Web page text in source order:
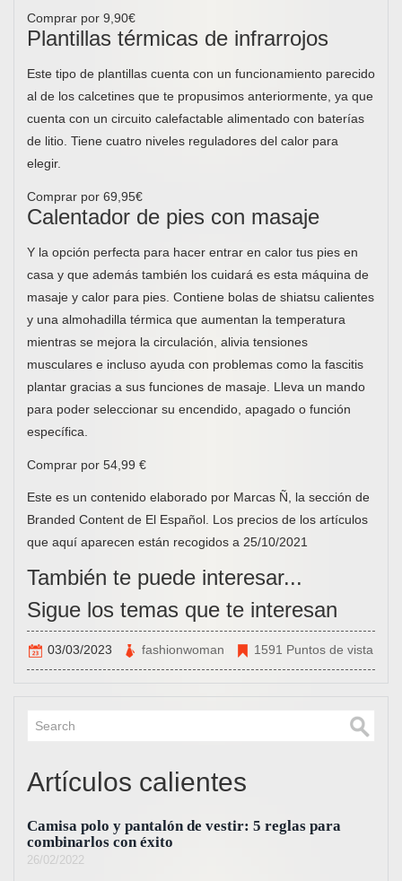
Comprar por 9,90€
Plantillas térmicas de infrarrojos
Este tipo de plantillas cuenta con un funcionamiento parecido
al de los calcetines que te propusimos anteriormente, ya que
cuenta con un circuito calefactable alimentado con baterías
de litio. Tiene cuatro niveles reguladores del calor para
elegir.
Comprar por 69,95€
Calentador de pies con masaje
Y la opción perfecta para hacer entrar en calor tus pies en
casa y que además también los cuidará es esta máquina de
masaje y calor para pies. Contiene bolas de shiatsu calientes
y una almohadilla térmica que aumentan la temperatura
mientras se mejora la circulación, alivia tensiones
musculares e incluso ayuda con problemas como la fascitis
plantar gracias a sus funciones de masaje. Lleva un mando
para poder seleccionar su encendido, apagado o función
específica.
Comprar por 54,99 €
Este es un contenido elaborado por Marcas Ñ, la sección de
Branded Content de El Español. Los precios de los artículos
que aquí aparecen están recogidos a 25/10/2021
También te puede interesar...
Sigue los temas que te interesan
03/03/2023 fashionwoman 1591 Puntos de vista
Artículos calientes
Camisa polo y pantalón de vestir: 5 reglas para
combinarlos con éxito
26/02/2022